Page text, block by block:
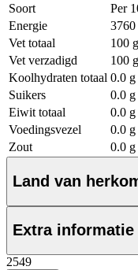
Soort
Per
Energie
Vet totaal
100 g
Vet verzadigd
100 g
Koolhydraten totaal 0.0 g
Suikers
0.0 g
Eiwit totaal
0.0 g
Voedingsvezel
0.0 g
Zout
0.0 g
Land van
Extra informatie
2549